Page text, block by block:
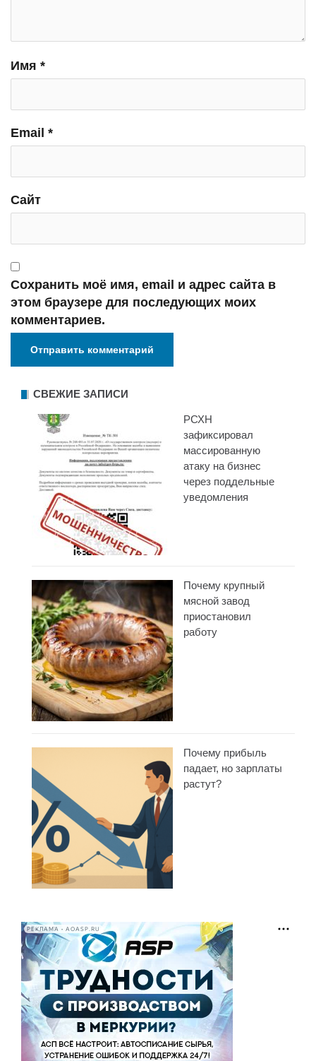
Имя *
Email *
Сайт
Сохранить моё имя, email и адрес сайта в
этом браузере для последующих моих
комментариев.
СВЕЖИЕ ЗАПИСИ
РСХН
зафиксировал
массированную
атаку на бизнес
через поддельные
уведомления
Почему крупный
мясной завод
приостановил
работу
Почему прибыль
падает, но зарплаты
растут?
РЕКЛАМА • AOASP.RU